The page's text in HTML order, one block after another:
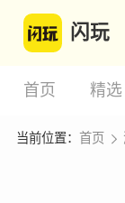
闪玩
首页 精选
当前位置： 首页